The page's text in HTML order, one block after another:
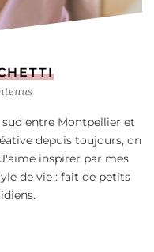
sud entre Montpellier et
depuis toujours, on
inspirer par mes
de vie : fait de petits